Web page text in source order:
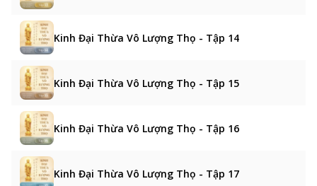
Kinh Đại Thừa Vô Lượng Thọ - Tập 14
Kinh Đại Thừa Vô Lượng Thọ - Tập 15
Kinh Đại Thừa Vô Lượng Thọ - Tập 16
Kinh Đại Thừa Vô Lượng Thọ - Tập 17